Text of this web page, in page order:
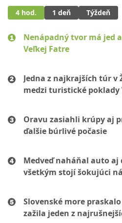
4 hod. 1 deň Týždeň
Nenápadný tvor má jed
Veľkej Fatre
Jedna z najkrajších túr
medzi turistické poklady
Oravu zasiahli krúpy aj
ďalšie búrlivé počasie
Medveď naháňal auto aj
všetkým stojí šokujúci
Slovenské more
zažila jeden z